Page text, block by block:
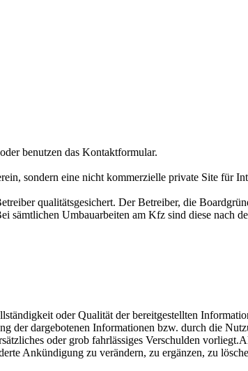
benutzen das Kontaktformular.
sondern eine nicht kommerzielle private Site für
qualitätsgesichert. Der Betreiber, die
Umbauarbeiten am Kfz sind diese nach
oder Qualität der bereitgestellten
der dargebotenen Informationen bzw. durch die
oder grob fahrlässiges Verschulden
Ankündigung zu verändern, zu ergänzen, zu